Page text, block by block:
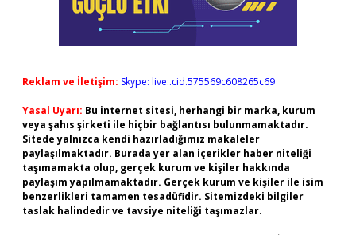
Reklam ve İletişim: Skype: live:.cid.575569c608265c69
Yasal Uyarı: Bu internet sitesi, herhangi bir marka, kurum
veya şahıs şirketi ile hiçbir bağlantısı bulunmamaktadır.
Sitede yalnızca kendi hazırladığımız makaleler
paylaşılmaktadır. Burada yer alan içerikler haber niteliği
taşımamakta olup, gerçek kurum ve kişiler hakkında
paylaşım yapılmamaktadır. Gerçek kurum ve kişiler ile isim
benzerlikleri tamamen tesadüfidir. Sitemizdeki bilgiler
taslak halindedir ve tavsiye niteliği taşımazlar.